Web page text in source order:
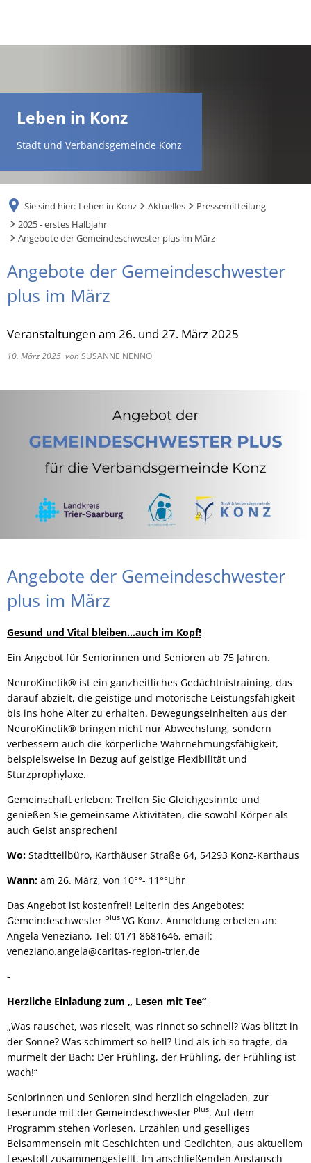
Leben in Konz
Stadt und Verbandsgemeinde Konz
Sie sind hier: Leben in Konz Aktuelles
Pressemitteilung
2025 - erstes Halbjahr
Angebote der Gemeindeschwester plus im März
Angebote der Gemeindeschwester
plus im März
Veranstaltungen am 26. und 27. März 2025
10. März 2025 vonSUSANNE NENNO
Angebote der Gemeindeschwester
plus im März
Gesund und Vital bleiben…auch im Kopf!
Ein Angebot für Seniorinnen und Senioren ab 75 Jahren.
NeuroKinetik® ist ein ganzheitliches Gedächtnistraining, das
darauf abzielt, die geistige und motorische Leistungsfähigkeit
bis ins hohe Alter zu erhalten. Bewegungseinheiten aus der
NeuroKinetik® bringen nicht nur Abwechslung, sondern
verbessern auch die körperliche Wahrnehmungsfähigkeit,
beispielsweise in Bezug auf geistige Flexibilität und
Sturzprophylaxe.
Gemeinschaft erleben: Treffen Sie Gleichgesinnte und
genießen Sie gemeinsame Aktivitäten, die sowohl Körper als
auch Geist ansprechen!
Wo: Stadtteilbüro, Karthäuser Straße 64, 54293 Konz-Karthaus
Wann: am 26. März, von 10°°- 11°°Uhr
Das Angebot ist kostenfrei! Leiterin des Angebotes:
Gemeindeschwester plus VG Konz. Anmeldung erbeten an:
Angela Veneziano, Tel: 0171 8681646, email:
veneziano.angela@caritas-region-trier.de
-
Herzliche Einladung zum „ Lesen mit Tee“
„Was rauschet, was rieselt, was rinnet so schnell? Was blitzt in
der Sonne? Was schimmert so hell? Und als ich so fragte, da
murmelt der Bach: Der Frühling, der Frühling, der Frühling ist
wach!“
Seniorinnen und Senioren sind herzlich eingeladen, zur
Leserunde mit der Gemeindeschwester plus. Auf dem
Programm stehen Vorlesen, Erzählen und geselliges
Beisammensein mit Geschichten und Gedichten, aus aktuellem
Lesestoff zusammengestellt. Im anschließenden Austausch